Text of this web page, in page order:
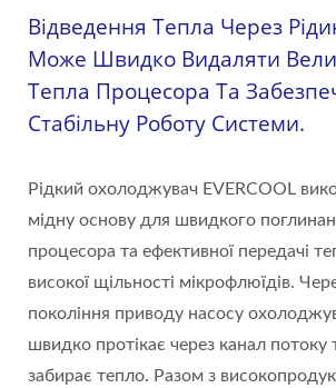
Відведення Тепла Через
Може Швидко Видаляти
Тепла Процесора Та
Стабільну Роботу Системи.
Рідкий охолоджувач EVERCOOL
мідну основу для швидкого
процесора та ефективної передачі
високої щільності мікрофлюїдів.
покоління приводу насосу
швидко протікає через канал потоку
забирає тепло. Разом з